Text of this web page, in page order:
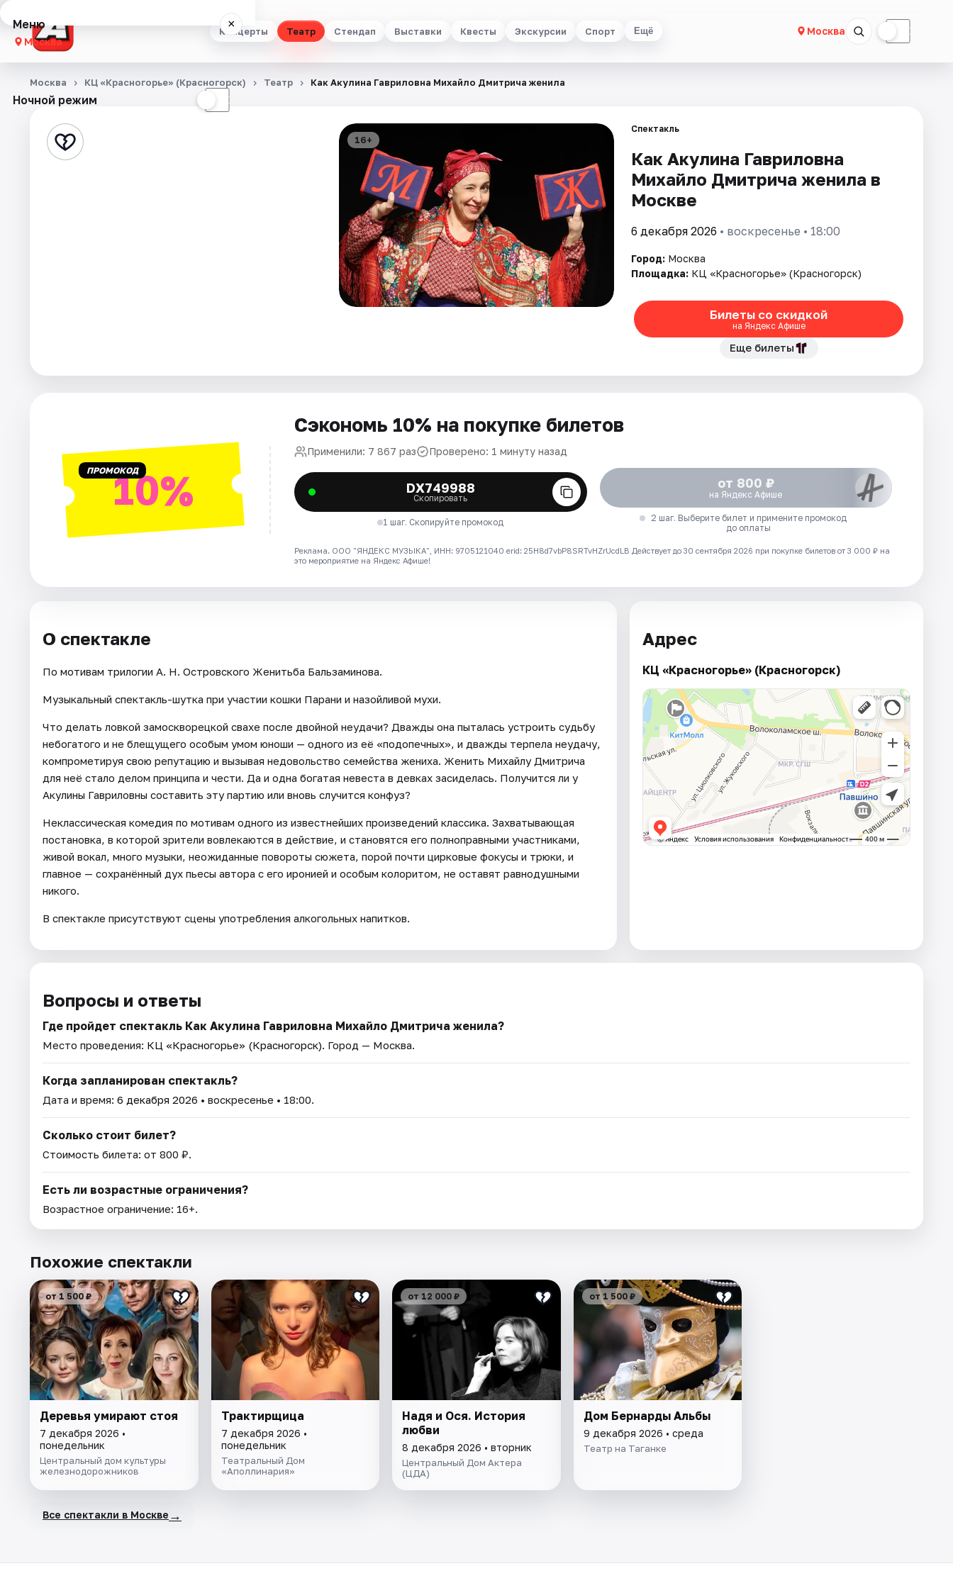
Концерты Театр Стендап Выставки Квесты Экскурсии Спорт Ещё Москва ☾
Меню ×
Москва
Концерты
Стендап
Рейтинги
Ночной режим ☾
Москва КЦ «Красногорье» (Красногорск) Театр Как Акулина Гавриловна Михайло Дмитрича женила
16+
Спектакль
Как Акулина Гавриловна
Михайло Дмитрича женила в
Москве
6 декабря 2026 • воскресенье • 18:00
Город: Москва
Площадка: КЦ «Красногорье» (Красногорск)
Билеты со скидкой
на Яндекс Афише
Еще билеты
ПРОМОКОД10%
Сэкономь 10% на покупке билетов
Применили: 7 867 раз Проверено: 1 минуту назад
DX749988
Скопировать
1 шаг. Скопируйте промокод
от 800 ₽
на Яндекс Афише
2 шаг. Выберите билет и примените промокод
до оплаты
Реклама. ООО "ЯНДЕКС МУЗЫКА", ИНН: 9705121040 erid: 25H8d7vbP8SRTvHZrUcdLB Действует до 30 сентября 2026 при покупке билетов от 3 000 ₽ на
это мероприятие на Яндекс Афише!
О спектакле
По мотивам трилогии А. Н. Островского Женитьба Бальзаминова.
Музыкальный спектакль-шутка при участии кошки Парани и назойливой мухи.
Что делать ловкой замоскворецкой свахе после двойной неудачи? Дважды она пыталась устроить судьбу
небогатого и не блещущего особым умом юноши — одного из её «подопечных», и дважды терпела неудачу,
компрометируя свою репутацию и вызывая недовольство семейства жениха. Женить Михайлу Дмитрича
для неё стало делом принципа и чести. Да и одна богатая невеста в девках засиделась. Получится ли у
Акулины Гавриловны составить эту партию или вновь случится конфуз?
Неклассическая комедия по мотивам одного из известнейших произведений классика. Захватывающая
постановка, в которой зрители вовлекаются в действие, и становятся его полноправными участниками,
живой вокал, много музыки, неожиданные повороты сюжета, порой почти цирковые фокусы и трюки, и
главное — сохранённый дух пьесы автора с его иронией и особым колоритом, не оставят равнодушными
никого.
В спектакле присутствуют сцены употребления алкогольных напитков.
Адрес
КЦ «Красногорье» (Красногорск)
Вопросы и ответы
Где пройдет спектакль Как Акулина Гавриловна Михайло Дмитрича женила?
Место проведения: КЦ «Красногорье» (Красногорск). Город — Москва.
Когда запланирован спектакль?
Дата и время: 6 декабря 2026 • воскресенье • 18:00.
Сколько стоит билет?
Стоимость билета: от 800 ₽.
Есть ли возрастные ограничения?
Возрастное ограничение: 16+.
Похожие спектакли
от 1 500 ₽
Деревья умирают стоя
7 декабря 2026 •
понедельник
Центральный дом культуры
железнодорожников
Трактирщица
7 декабря 2026 •
понедельник
Театральный Дом
«Аполлинария»
от 12 000 ₽
Надя и Ося. История
любви
8 декабря 2026 • вторник
Центральный Дом Актера
(ЦДА)
от 1 500 ₽
Дом Бернарды Альбы
9 декабря 2026 • среда
Театр на Таганке
Все спектакли в Москве →